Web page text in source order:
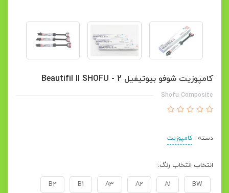
کامپوزیت شوفو بیوتیفیل 2 - Beautifil II SHOFU
Shofu Composite
دسته :کامپوزیت
انتخاب انتخاب رنگ:
BW
A1
A2
A3
B1
B2